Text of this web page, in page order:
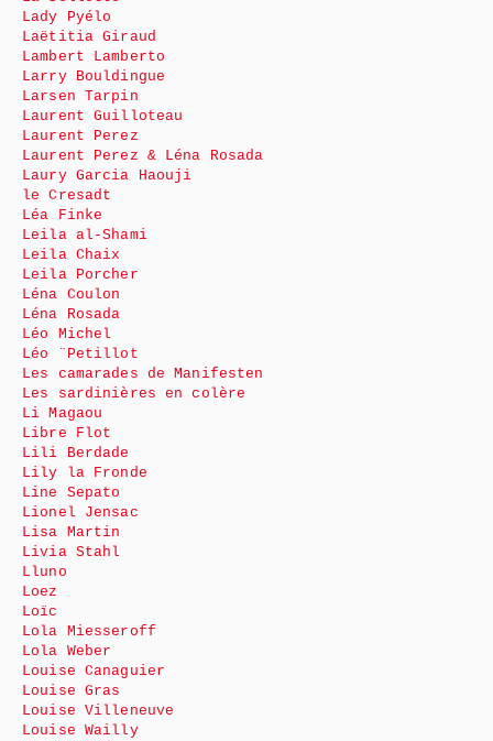
Lady Pyélo
Laëtitia Giraud
Lambert Lamberto
Larry Bouldingue
Larsen Tarpin
Laurent Guilloteau
Laurent Perez
Laurent Perez & Léna Rosada
Laury Garcia Haouji
le Cresadt
Léa Finke
Leila al-Shami
Leila Chaix
Leila Porcher
Léna Coulon
Léna Rosada
Léo Michel
Léo ¨Petillot
Les camarades de Manifesten
Les sardinières en colère
Li Magaou
Libre Flot
Lili Berdade
Lily la Fronde
Line Sepato
Lionel Jensac
Lisa Martin
Livia Stahl
Lluno
Loez
Loïc
Lola Miesseroff
Lola Weber
Louise Canaguier
Louise Gras
Louise Villeneuve
Louise Wailly